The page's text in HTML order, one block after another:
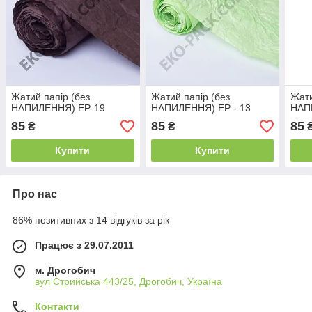
Жатий папір (без
НАПИЛЕННЯ) ЕР-19
85 ₴
Купити
Жатий папір (без
НАПИЛЕННЯ) ЕР - 13
85₴
Купити
85
Про нас
86% позитивних з 14 відгуків за рік
Працює з 29.07.2011
м. Дрогобич
вул Стрийська 443/25, Дрогобич, Україна
Контакти